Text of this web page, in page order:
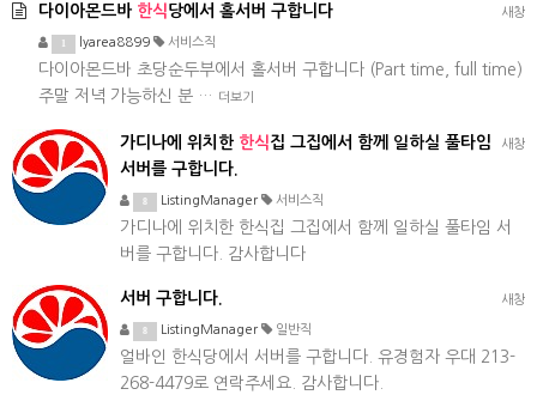
새창
다이아몬드바 한식당에서 홀서버 구합니다
lyarea8899 서비스직
다이아몬드바 초당순두부에서 홀서버 구합니다 (Part time, full time)
주말 저녁 가능하신 분 …
더보기
새창
가디나에 위치한 한식집 그집에서 함께 일하실 풀타임
서버를 구합니다.
ListingManager 서비스직
가디나에 위치한 한식집 그집에서 함께 일하실 풀타임 서
버를 구합니다. 감사합니다
새창
서버 구합니다.
ListingManager 일반직
얼바인 한식당에서 서버를 구합니다. 유경험자 우대 213-
268-4479로 연락주세요. 감사합니다.